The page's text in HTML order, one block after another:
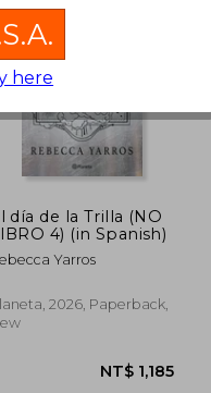
día de la Trilla (NO
4) (in Spanish)
Yarros
2026, Paperback,
here